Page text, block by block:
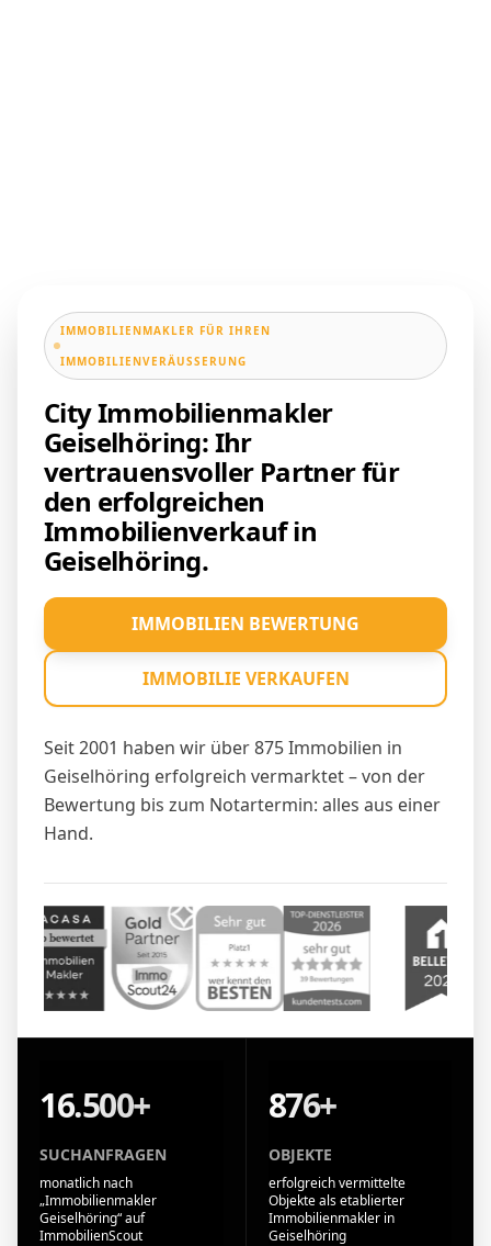
IMMOBILIENMAKLER FÜR IHREN
IMMOBILIENVERÄUSSERUNG
City Immobilienmakler
Geiselhöring: Ihr
vertrauensvoller Partner für
den erfolgreichen
Immobilienverkauf in
Geiselhöring.
Seit 2001 haben wir über 875 Immobilien in
Geiselhöring erfolgreich vermarktet – von der
Bewertung bis zum Notartermin: alles aus einer
Hand.
IMMOBILIEN BEWERTUNG
IMMOBILIE VERKAUFEN
16.500+
SUCHANFRAGEN
monatlich nach
„Immobilienmakler
Geiselhöring“ auf
ImmobilienScout
876+
OBJEKTE
erfolgreich vermittelte
Objekte als etablierter
Immobilienmakler in
Geiselhöring